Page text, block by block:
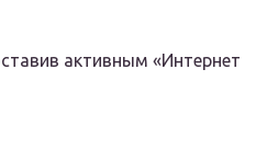
активным «Интернет